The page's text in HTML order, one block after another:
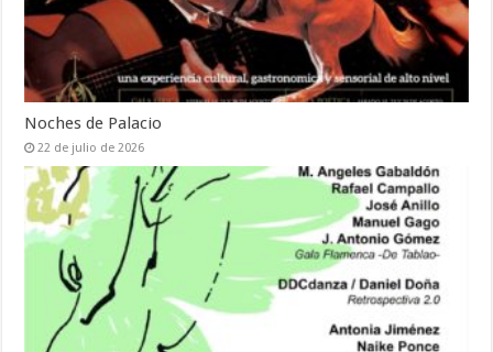
Noches de Palacio
22 de julio de 2026